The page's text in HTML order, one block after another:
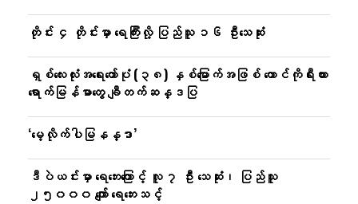
တိုင်း ၄ တိုင်းမှာ ရေကြီးလို့ ပြည်သူ ၁၆ ဦးသေဆုံး
ရှစ်လေးလုံးအရေးတော်ပုံ (၃၈) နှစ်မြောက်အဖြစ် တောင်ကိုရီးယား
ရောက်မြန်မာတွေ ချီတက်ဆန္ဒပြ
‘မေ့လိုက်ပါမြနန္ဒာ’
ဒီပဲယင်းမှာ ရေဘေးကြောင့် လူ ၇ ဦး သေဆုံး၊ ပြည်သူ
၂၅၀၀၀ ကျော် ရေဘေးသင့်